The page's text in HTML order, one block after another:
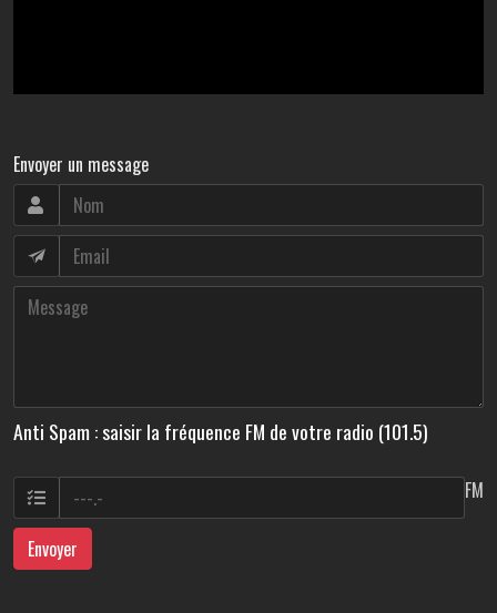
Envoyer un message
Anti Spam : saisir la fréquence FM de votre radio (101.5)
FM
Envoyer